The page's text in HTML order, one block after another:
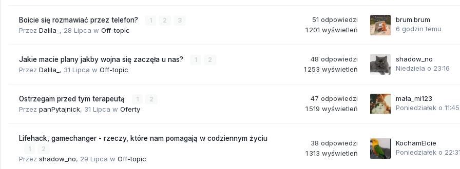
Boicie się rozmawiać przez telefon? 1 2 3
Przez Dalila_ , 28 Lipca w Off-topic
51 odpowiedzi
1 201 wyświetleń
brum.brum
6 godzin temu
Jakie macie plany jakby wojna się zaczęła u nas? 1 2
Przez Dalila_ , 31 Lipca w Off-topic
48 odpowiedzi
1 253 wyświetleń
shadow_no
Niedziela o 23:16
Ostrzegam przed tym terapeutą 1 2
Przez panPytajnick, 31 Lipca w Oferty
47 odpowiedzi
1 519 wyświetleń
mała_mi123
Poniedziałek o 11:45
Lifehack, gamechanger - rzeczy, które nam pomagają w codziennym życiu
1 2
Przez shadow_no, 29 Lipca w Off-topic
38 odpowiedzi
1 313 wyświetleń
KochamElcie
Poniedziałek o